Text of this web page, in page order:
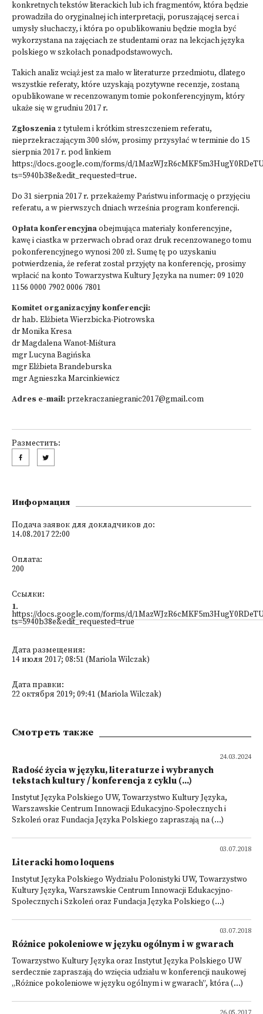
konkretnych tekstów literackich lub ich fragmentów, która będzie
prowadziła do oryginalnej ich interpretacji, poruszającej serca i
umysły słuchaczy, i która po opublikowaniu będzie mogła być
wykorzystana na zajęciach ze studentami oraz na lekcjach języka
polskiego w szkołach ponadpodstawowych.
Takich analiz wciąż jest za mało w literaturze przedmiotu, dlatego
wszystkie referaty, które uzyskają pozytywne recenzje, zostaną
opublikowane w recenzowanym tomie pokonferencyjnym, który
ukaże się w grudniu 2017 r.
Zgłoszenia z tytułem i krótkim streszczeniem referatu,
nieprzekraczającym 300 słów, prosimy przysyłać w terminie do 15
sierpnia 2017 r. pod linkiem
https://docs.google.com/forms/d/
ts=5940b38e&edit_requested=true.
Do 31 sierpnia 2017 r. przekażemy Państwu informację o przyjęciu
referatu, a w pierwszych dniach września program konferencji.
Opłata konferencyjnaobejmująca materiały konferencyjne,
kawę i ciastka w przerwach obrad oraz druk recenzowanego tomu
pokonferencyjnego wynosi 200 zł. Sumę tę po uzyskaniu
potwierdzenia, że referat został przyjęty na konferencję, prosimy
wpłacić na konto Towarzystwa Kultury Języka na numer: 09 1020
1156 0000 7902 0006 7801
Komitet organizacyjny konferencji:
dr hab. Elżbieta Wierzbicka-Piotrowska
dr Monika Kresa
dr Magdalena Wanot-Miśtura
mgr Lucyna Bagińska
mgr Elżbieta Brandeburska
mgr Agnieszka Marcinkiewicz
Adres e-mail:przekraczaniegranic2017@gmail.com
Разместить:
Информация
Подача заявок для докладчиков до:
14.08.2017 22:00
Оплата:
200
Ссылки:
1.
https://docs.google.com/forms/d/
ts=5940b38e&edit_requested=true
Дата размещения:
14 июля 2017; 08:51 (Mariola Wilczak)
Дата правки:
22 октября 2019; 09:41 (Mariola Wilczak)
Смотреть также
24.03.2024
Radość życia w języku, literaturze i wybranych
tekstach kultury / konferencja z cyklu (...)
Instytut Języka Polskiego UW, Towarzystwo Kultury Języka,
Warszawskie Centrum Innowacji Edukacyjno-Społecznych i
Szkoleń oraz Fundacja Języka Polskiego zapraszają na (...)
03.07.2018
Literacki homo loquens
Instytut Języka Polskiego Wydziału Polonistyki UW, Towarzystwo
Kultury Języka, Warszawskie Centrum Innowacji Edukacyjno-
Społecznych i Szkoleń oraz Fundacja Języka Polskiego (...)
03.07.2018
Różnice pokoleniowe w języku ogólnym i w gwarach
Towarzystwo Kultury Języka oraz Instytut Języka Polskiego UW
serdecznie zapraszają do wzięcia udziału w konferencji naukowej
„Różnice pokoleniowe w języku ogólnym i w gwarach”, która (...)